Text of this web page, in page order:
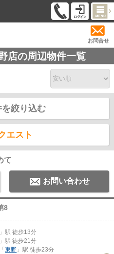
お問合せ
店の周辺物件一覧
絞り込む
エスト
て
お問い合わせ
8
」駅 徒歩13分
」駅 徒歩21分
「 東野 」駅 徒歩23分